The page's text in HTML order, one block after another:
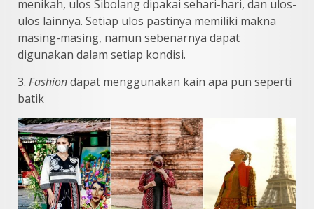
menikah, ulos Sibolang dipakai sehari-hari, dan ulos-
ulos lainnya. Setiap ulos pastinya memiliki makna
masing-masing, namun sebenarnya dapat
digunakan dalam setiap kondisi.
3. Fashiondapat menggunakan kain apa pun seperti
batik